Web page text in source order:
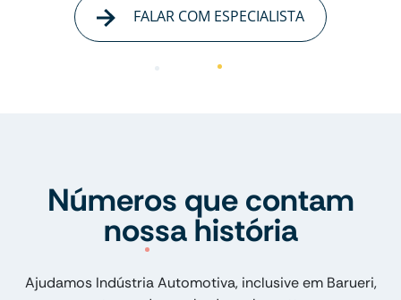
FALAR COM ESPECIALISTA
Números que contam
nossa história
Ajudamos Indústria Automotiva, inclusive em Barueri,